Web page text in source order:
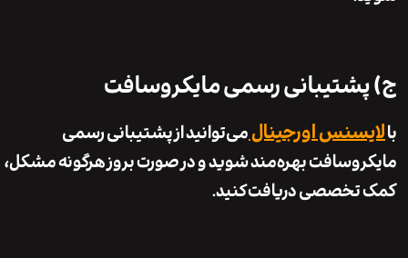
رسمی مایکروسافت
اورجینالمی‌توانید از پشتیبانی رسمی
بهره‌مند شوید و در صورت بروز هرگونه مشکل،
دریافت کنید.